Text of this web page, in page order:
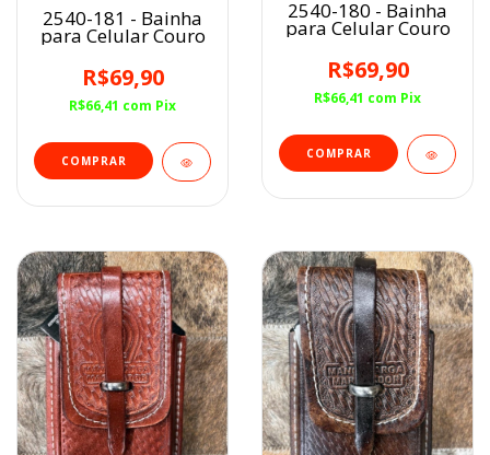
2540-181 - Bainha
para Celular Couro
R$69,90
R$66,41 com Pix
2540-180 - Bainha
para Celular Couro
R$69,90
R$66,41 com Pix